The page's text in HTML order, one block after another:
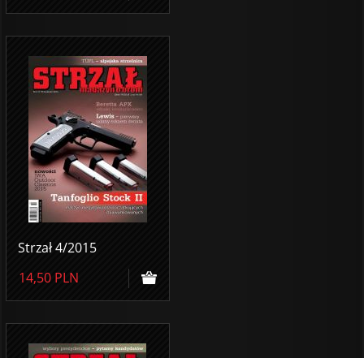
Strzał 4/2015
14,50 PLN